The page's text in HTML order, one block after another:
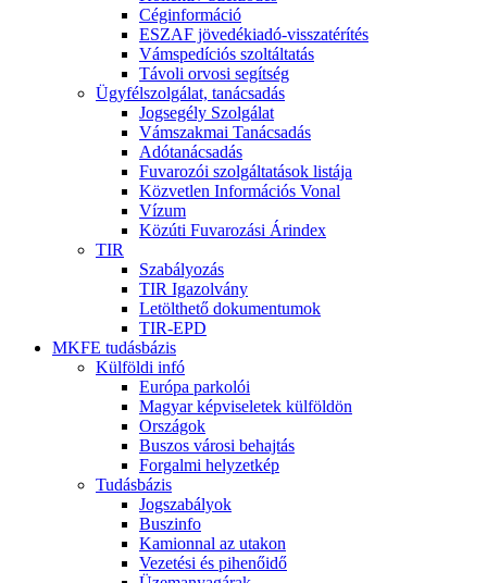
Céginformáció
ESZAF jövedékiadó-visszatérítés
Vámspedíciós szoltáltatás
Távoli orvosi segítség
Ügyfélszolgálat, tanácsadás
Jogsegély Szolgálat
Vámszakmai Tanácsadás
Adótanácsadás
Fuvarozói szolgáltatások listája
Közvetlen Információs Vonal
Vízum
Közúti Fuvarozási Árindex
TIR
Szabályozás
TIR Igazolvány
Letölthető dokumentumok
TIR-EPD
MKFE tudásbázis
Külföldi infó
Európa parkolói
Magyar képviseletek külföldön
Országok
Buszos városi behajtás
Forgalmi helyzetkép
Tudásbázis
Jogszabályok
Buszinfo
Kamionnal az utakon
Vezetési és pihenőidő